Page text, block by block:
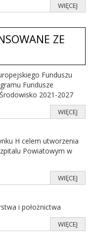
WIĘCEJ
ZE
Funduszu
Fundusze
2021-2027
WIĘCEJ
H celem utworzenia
Powiatowym w
WIĘCEJ
i położnictwa
WIĘCEJ